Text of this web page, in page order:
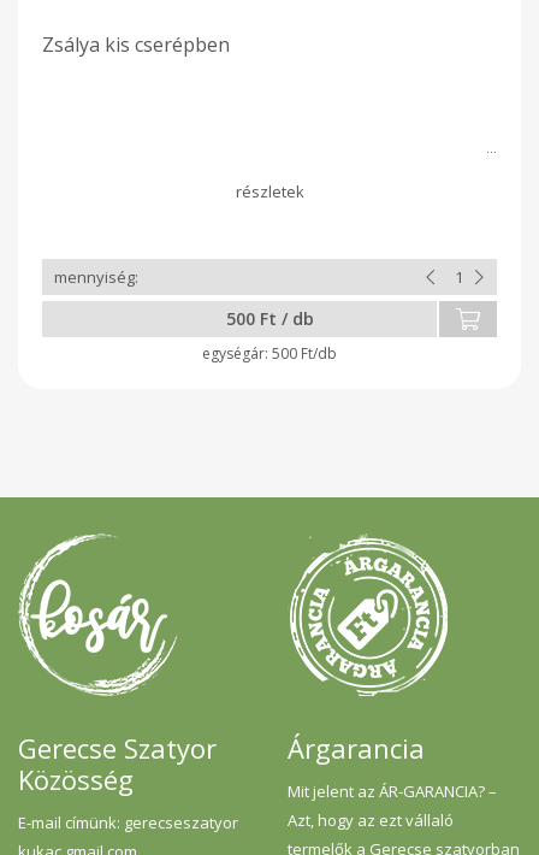
Zsálya kis cserépben
500 Ft / db
500 Ft/db
Gerecse Szatyor
Közösség
E-mail címünk: gerecseszatyor
Árgarancia
Mit jelent az ÁR-GARANCIA? –
Azt, hogy az ezt vállaló
termelők a Gerecse szatyorban